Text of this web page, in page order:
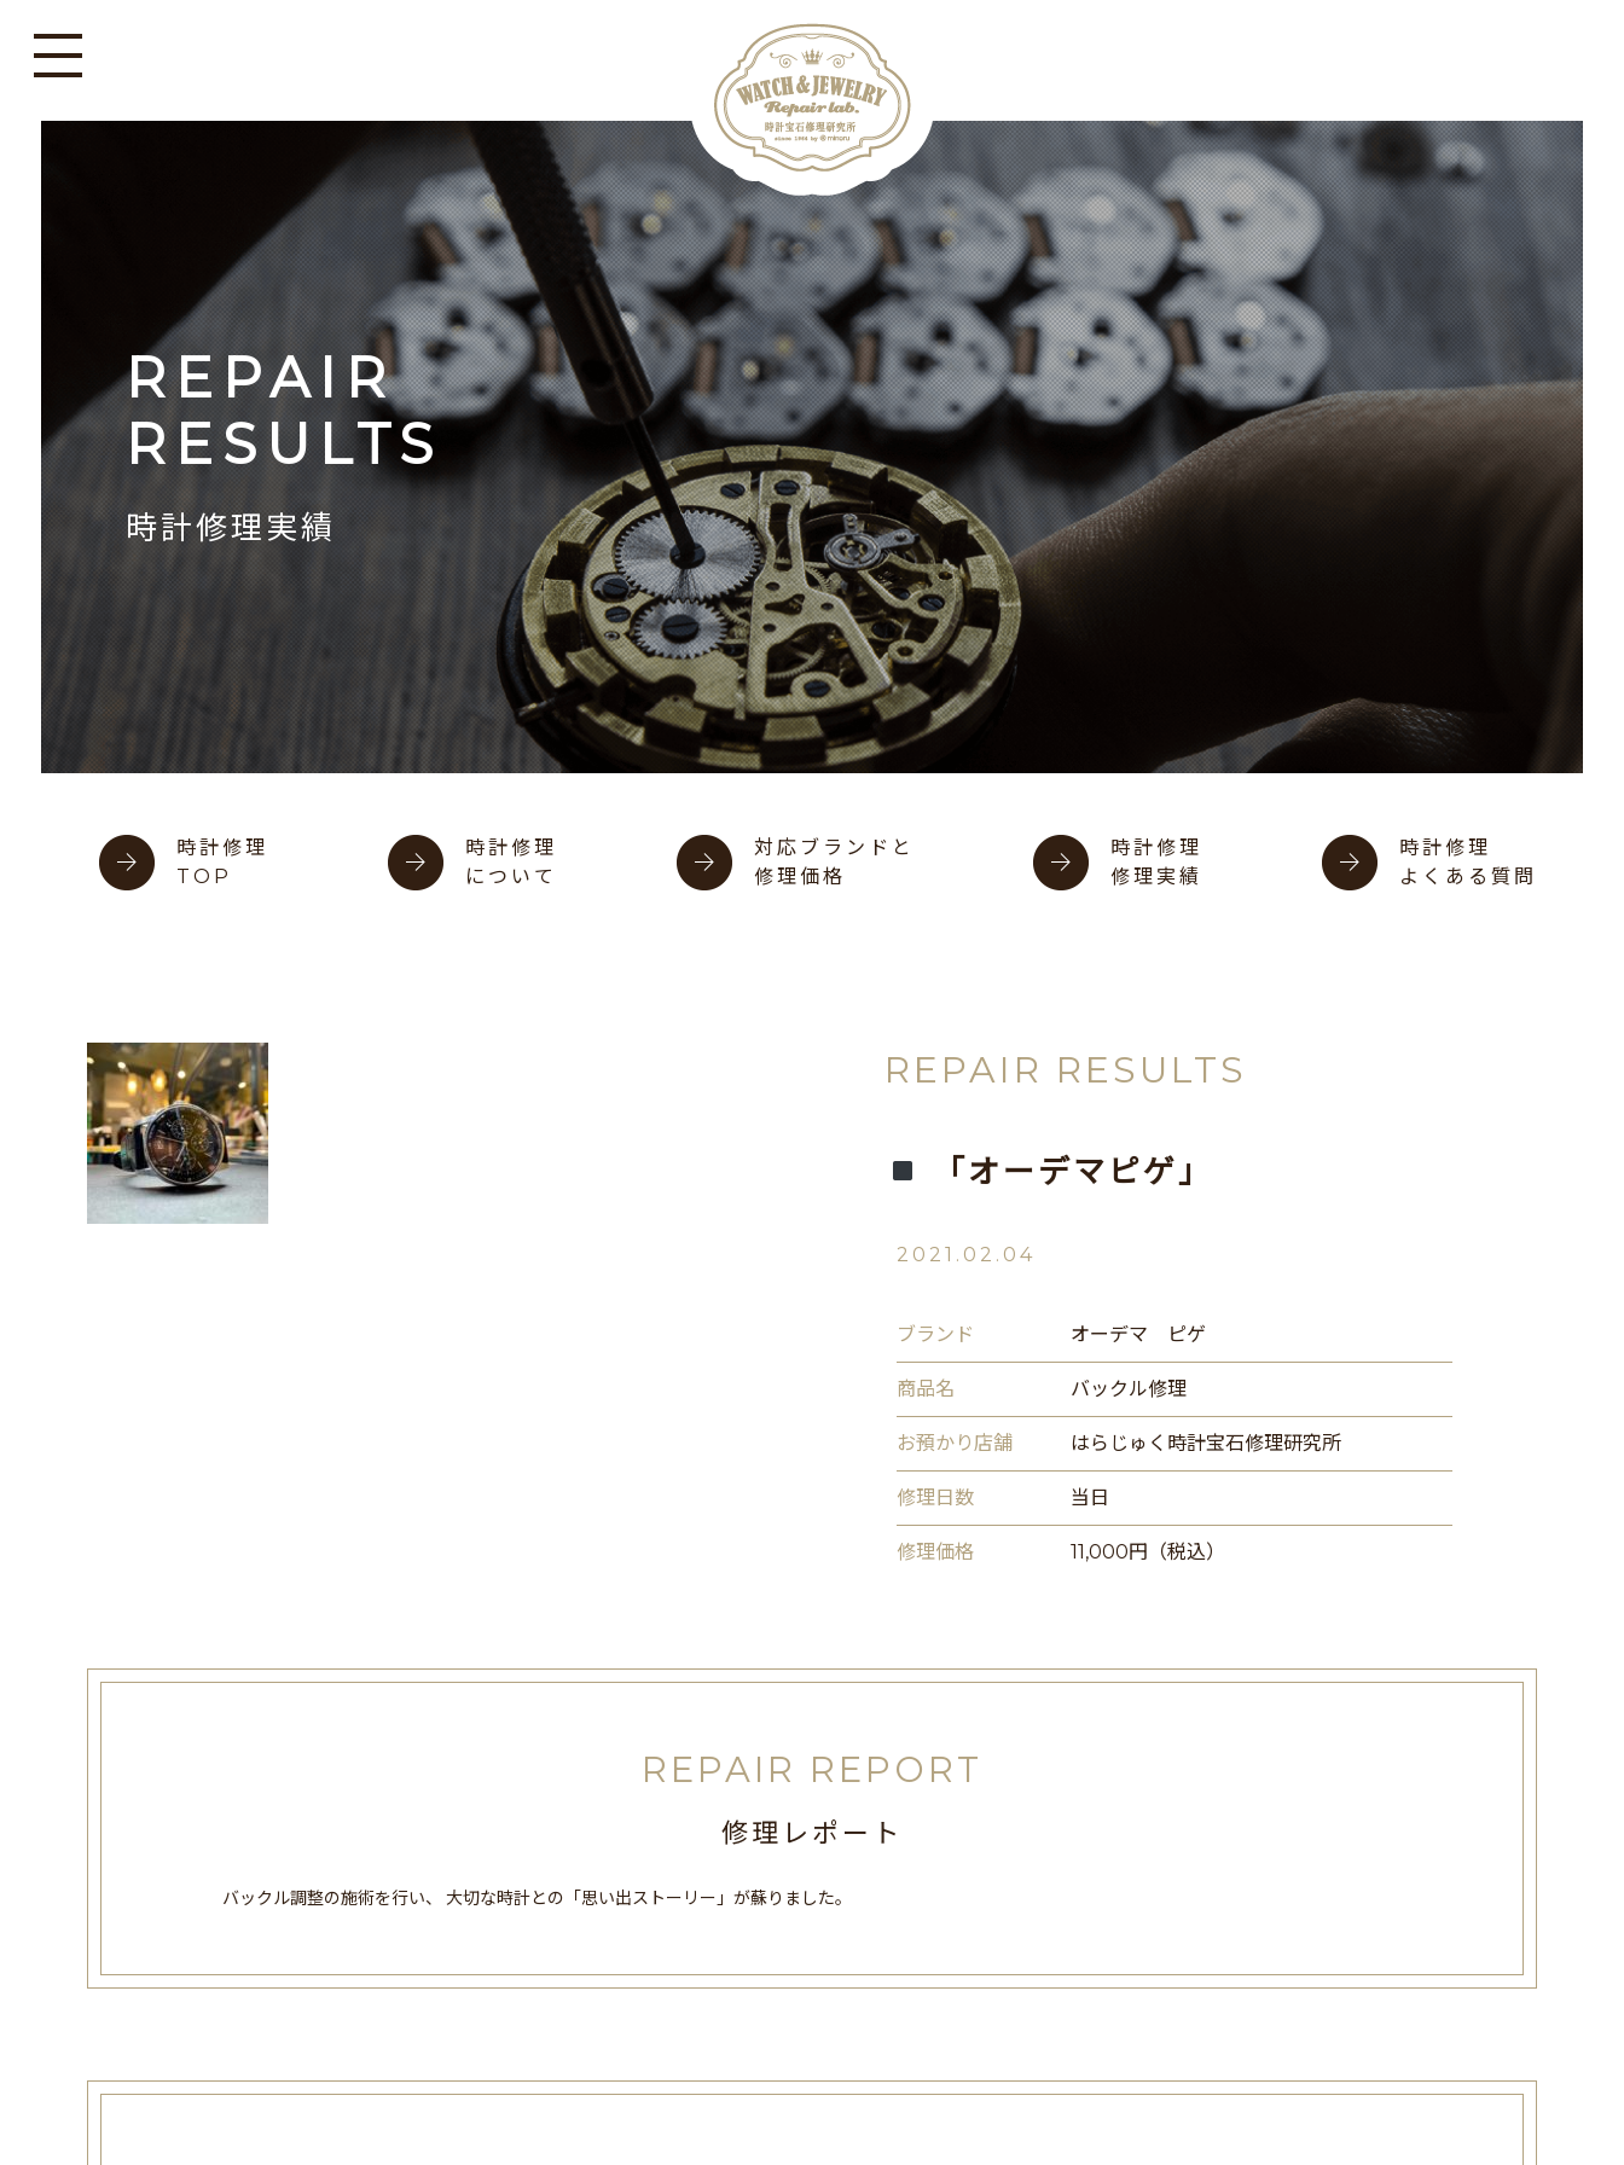
REPAIR
RESULTS
時計修理実績
時計修理
TOP
時計修理
について
対応ブランドと
修理価格
時計修理
修理実績
時計修理
よくある質問
REPAIR RESULTS
「オーデマピゲ」
2021.02.04
ブランド オーデマ ピゲ
商品名 バックル修理
お預かり店舗 はらじゅく時計宝石修理研究所
修理日数 当日
修理価格 11,000円（税込）
REPAIR REPORT
修理レポート
バックル調整の施術を行い、 大切な時計との「思い出ストーリー」が蘇りました。